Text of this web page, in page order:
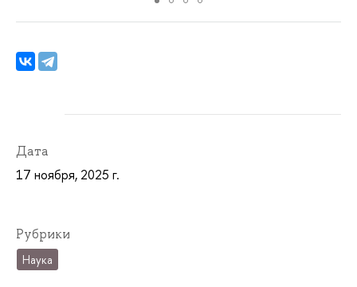
Дата
17 ноября, 2025 г.
Рубрики
Наука